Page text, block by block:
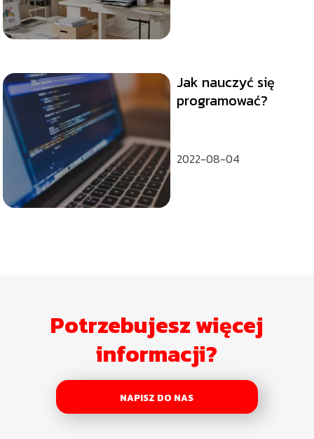
Jak nauczyć się
programować?
2022-08-04
Potrzebujesz więcej
informacji?
NAPISZ DO NAS